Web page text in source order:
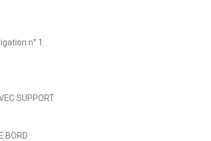
n° 1.
SUPPORT
BORD